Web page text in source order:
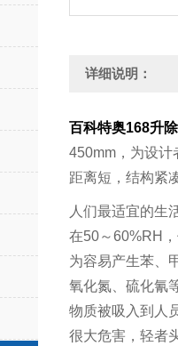
详细说明：
百科特奥168升
450mm ，为设
距离短，结构紧
人们最适宜的生
在50～60%RH
为容易产生苯、
氧化氮、硫化氰
物质被吸入到人
很大危害，轻者